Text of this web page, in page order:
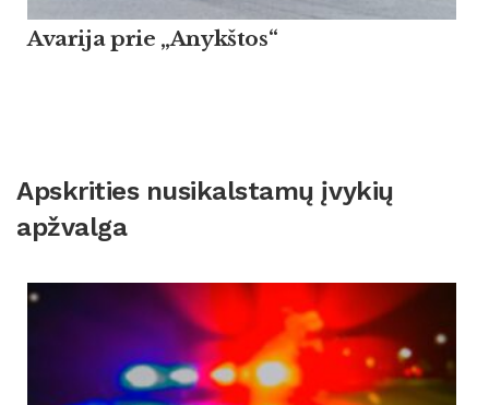
Avarija prie „Anykštos“
Apskrities nusikalstamų įvykių
apžvalga